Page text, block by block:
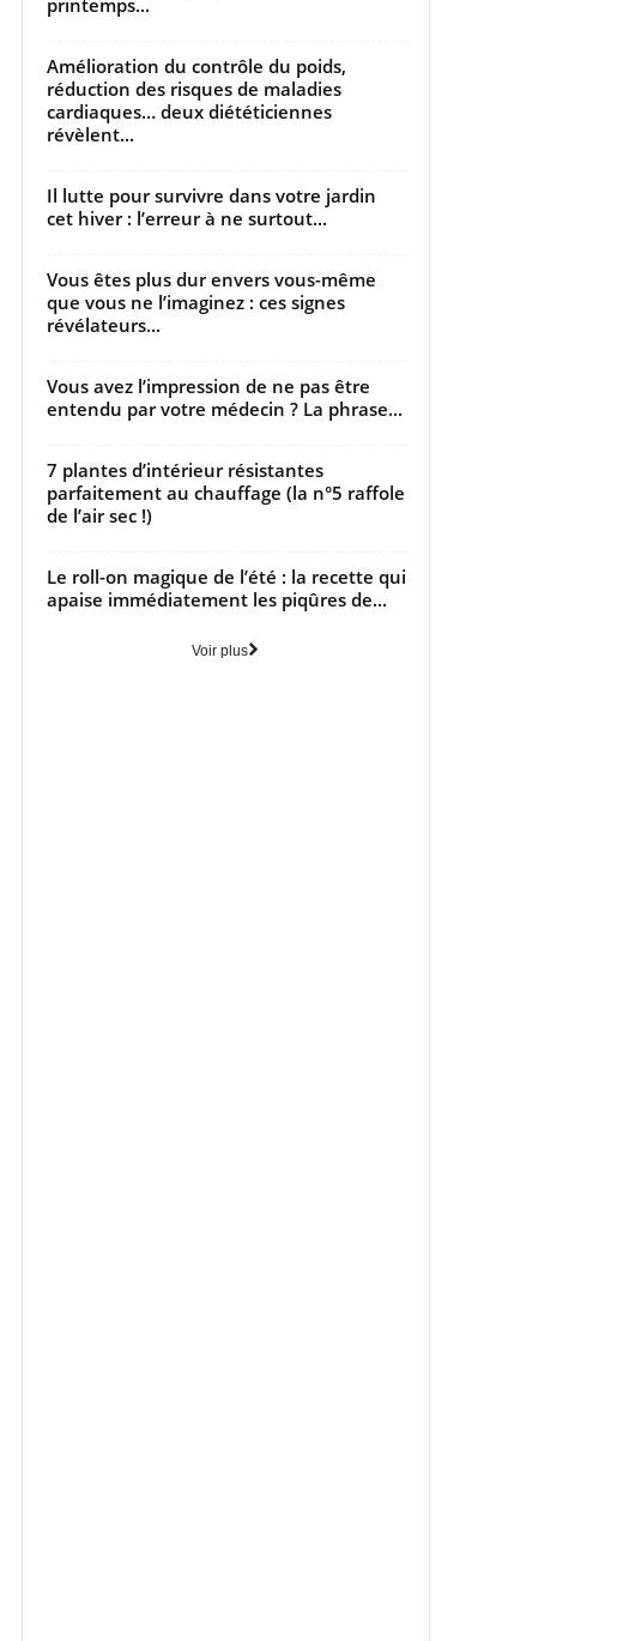
Amélioration du contrôle du poids,
réduction des risques de maladies
cardiaques… deux diététiciennes
révèlent...
Il lutte pour survivre dans votre jardin
cet hiver : l’erreur à ne surtout...
Vous êtes plus dur envers vous-même
que vous ne l’imaginez : ces signes
révélateurs...
Vous avez l’impression de ne pas être
entendu par votre médecin ? La phrase...
7 plantes d’intérieur résistantes
parfaitement au chauffage (la n°5 raffole
de l’air sec !)
Le roll-on magique de l’été : la recette qui
apaise immédiatement les piqûres de...
Voir plus